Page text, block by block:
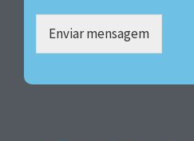
Enviar mensagem